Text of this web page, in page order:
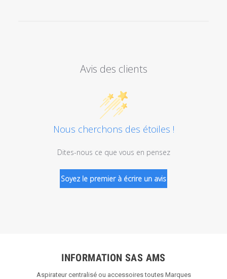
Avis des clients
Nous cherchons des étoiles !
Dites-nous ce que vous en pensez
Soyez le premier à écrire un avis
INFORMATION SAS AMS
Aspirateur centralisé ou accessoires toutes Marques